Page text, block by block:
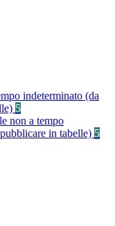
indeterminato (da
5
non a tempo
in tabelle) 5